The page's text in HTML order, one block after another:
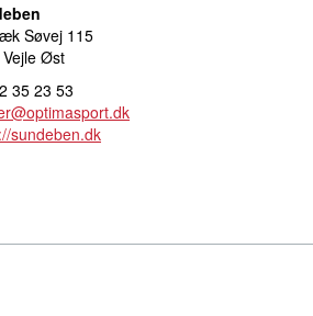
Søvej 115
Øst
35 23 53
sundeben.dk